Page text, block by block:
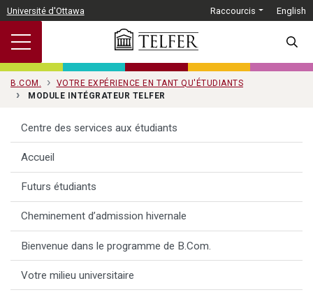
Passer au contenu principal
Université d'Ottawa Raccourcis English
B.COM.
VOTRE EXPÉRIENCE EN TANT QU'ÉTUDIANTS
MODULE INTÉGRATEUR TELFER
Centre des services aux étudiants
Accueil
Futurs étudiants
Cheminement d’admission hivernale
Bienvenue dans le programme de B.Com.
Votre milieu universitaire